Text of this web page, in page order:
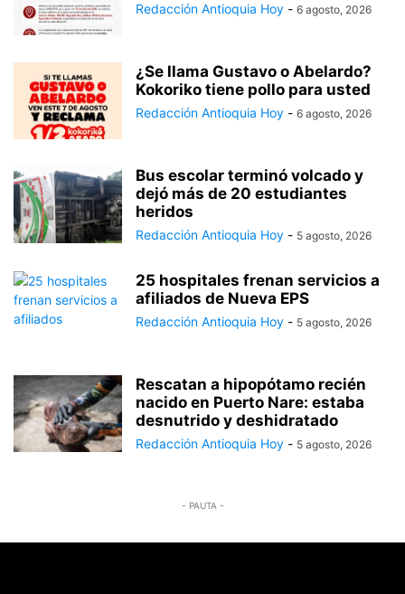
Redacción Antioquia Hoy - 6 agosto, 2026
¿Se llama Gustavo o Abelardo?
Kokoriko tiene pollo para usted
Redacción Antioquia Hoy - 6 agosto, 2026
Bus escolar terminó volcado y
dejó más de 20 estudiantes
heridos
Redacción Antioquia Hoy - 5 agosto, 2026
25 hospitales frenan servicios a
afiliados de Nueva EPS
Redacción Antioquia Hoy - 5 agosto, 2026
Rescatan a hipopótamo recién
nacido en Puerto Nare: estaba
desnutrido y deshidratado
Redacción Antioquia Hoy - 5 agosto, 2026
- PAUTA -